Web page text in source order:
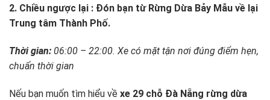
2. Chiều ngược lại : Đón bạn từ Rừng Dừa Bảy Mẫu về lại
Trung tâm Thành Phố.
Thời gian: 06:00 – 22:00. Xe có mặt tận nơi đúng điểm hẹn,
chuẩn thời gian
Nếu bạn muốn tìm hiểu về xe 29 chỗ Đà Nẵng rừng dừa